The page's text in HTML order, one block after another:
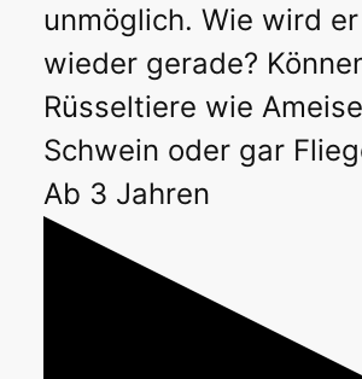
unmöglich. Wie wird
wieder gerade?
Rüsseltiere wie
Schwein oder gar
Ab 3 Jahren